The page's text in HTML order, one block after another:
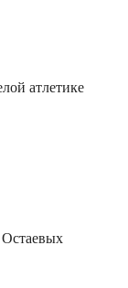
атлетике